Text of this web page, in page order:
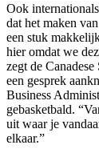
Ook
dat het maken
een stuk
hier omdat we
zegt de
een gesprek
Business
gebasketbald.
uit waar je
elkaar.”